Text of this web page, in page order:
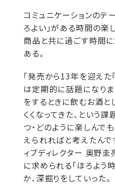
コミュニケーションのテ
ろよい」がある時間の楽
商品と共に過ごす時間
ある。
「発売から13年を迎えた
は定期的に話題になりま
をするときに飲むお酒
くくなってきた、という
つ・どのように楽しんで
えられればと考えたんで
ィブディレクター 奥野圭
に求められる「ほろよう
か、深掘りをしていった。